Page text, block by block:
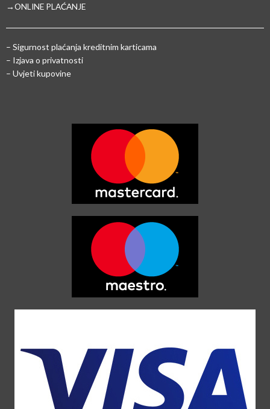
→ONLINE PLAĆANJE
– Sigurnost plaćanja kreditnim karticama
– Izjava o privatnosti
– Uvjeti kupovine